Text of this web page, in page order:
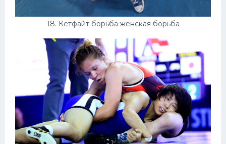
18. Кетфайт борьба женская борьба